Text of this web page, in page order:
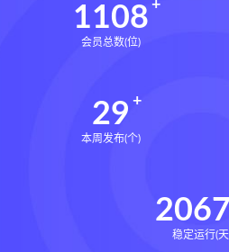
1108
会员总数(位)
29
本周发布(个)
稳定运行(